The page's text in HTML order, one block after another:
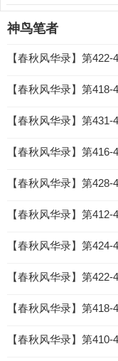
神鸟笔者
【春秋风华录】第422-
【春秋风华录】第418-
【春秋风华录】第431-
【春秋风华录】第416-
【春秋风华录】第428-
【春秋风华录】第412-
【春秋风华录】第424-
【春秋风华录】第422-
【春秋风华录】第418-
【春秋风华录】第410-